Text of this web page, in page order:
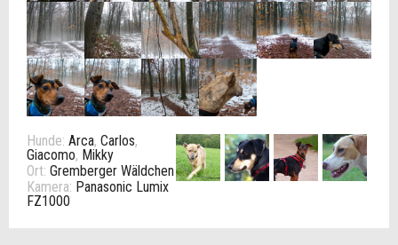
Hunde: Arca, Carlos,
Giacomo, Mikky
Ort: Gremberger Wäldchen
Kamera: Panasonic Lumix
FZ1000